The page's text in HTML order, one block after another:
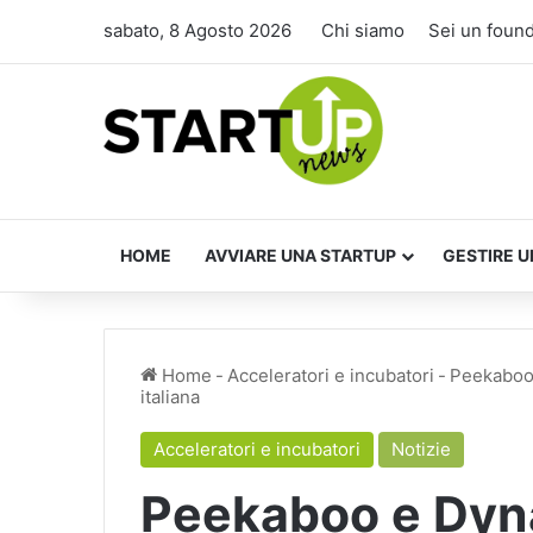
sabato, 8 Agosto 2026 Chi siamo Sei un
HOME AVVIARE UNA STARTUP GESTIRE
Home - Acceleratori e incubatori -
italiana
Acceleratori e incubatori Notizie
Peekaboo e